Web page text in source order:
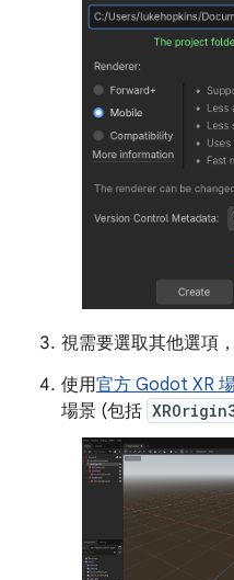
視需要選取其他選項
使用官方 Godot XR
場景 (包括